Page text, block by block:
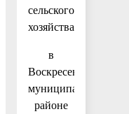
сельского
хозяйства
в
Воскресенском
муниципальном
районе